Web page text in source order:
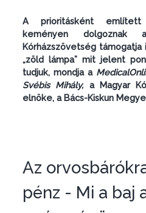
A prioritásként említett
keményen dolgoznak
Kórházszövetség
„zöld lámpa” mit jelent
tudjuk, mondja a
Svébis Mihály, a Magyar
elnöke, a Bács-Kiskun
Az
pénz - Mi a baj